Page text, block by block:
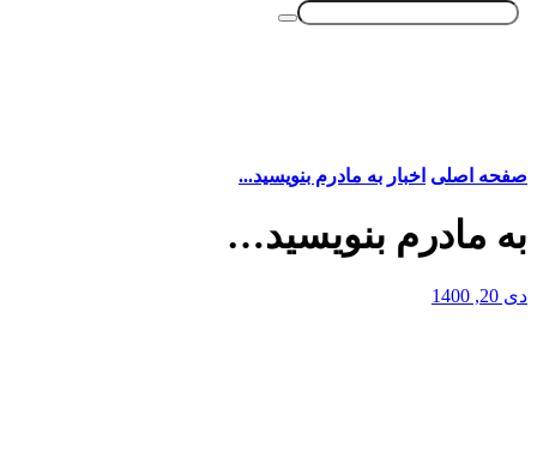
صفحه اصلی اخبار به مادرم بنویسید...
به مادرم بنویسید…
دی 20, 1400